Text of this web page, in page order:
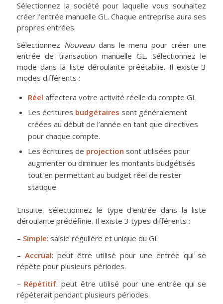
Sélectionnez la société pour laquelle vous souhaitez
créer l’entrée manuelle GL. Chaque entreprise aura ses
propres entrées.
Sélectionnez Nouveaudans le menu pour créer une
entrée de transaction manuelle GL. Sélectionnez le
mode dans la liste déroulante préétablie. Il existe 3
modes différents :
Réel affectera votre activité réelle du compte GL
Les écritures budgétaires sont généralement
créées au début de l’année en tant que directives
pour chaque compte.
Les écritures de projection sont utilisées pour
augmenter ou diminuer les montants budgétisés
tout en permettant au budget réel de rester
statique.
Ensuite, sélectionnez le type d’entrée dans la liste
déroulante prédéfinie. Il existe 3 types différents :
– Simple: saisie régulière et unique du GL
– Accrual: peut être utilisé pour une entrée qui se
répète pour plusieurs périodes.
– Répétitif: peut être utilisé pour une entrée qui se
répéterait pendant plusieurs périodes.